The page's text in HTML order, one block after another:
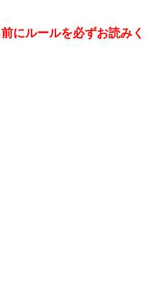
にルールを必ずお読みく